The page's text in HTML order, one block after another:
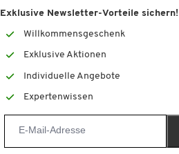
Exklusive Newsletter-Vorteile sichern!
Willkommensgeschenk
Exklusive Aktionen
Individuelle Angebote
Expertenwissen